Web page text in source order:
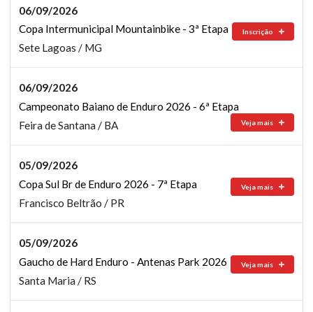
06/09/2026
Copa Intermunicipal Mountainbike - 3ª Etapa
Inscrição
Sete Lagoas / MG
06/09/2026
Campeonato Baiano de Enduro 2026 - 6ª Etapa
Veja mais
Feira de Santana / BA
05/09/2026
Copa Sul Br de Enduro 2026 - 7ª Etapa
Veja mais
Francisco Beltrão / PR
05/09/2026
Gaucho de Hard Enduro - Antenas Park 2026
Veja mais
Santa Maria / RS